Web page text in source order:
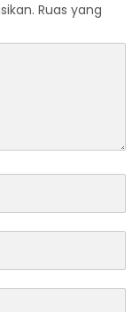
Ruas yang